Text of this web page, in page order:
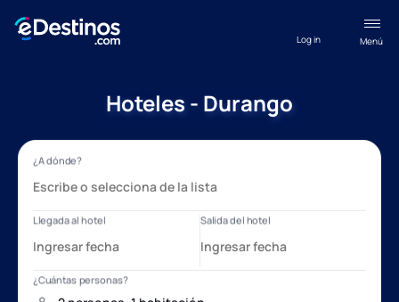
Menú
Log in
Hoteles - Durango